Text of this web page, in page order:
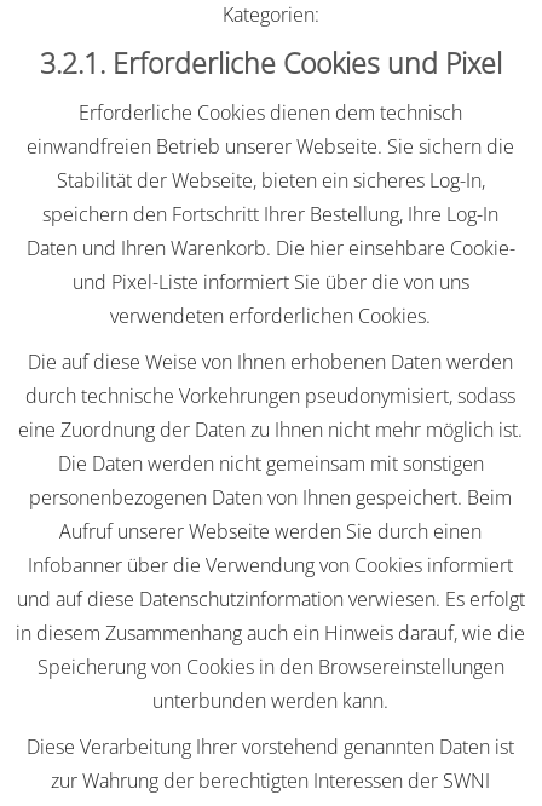
Kategorien:
3.2.1. Erforderliche Cookies und Pixel
Erforderliche Cookies dienen dem technisch
einwandfreien Betrieb unserer Webseite. Sie sichern die
Stabilität der Webseite, bieten ein sicheres Log-In,
speichern den Fortschritt Ihrer Bestellung, Ihre Log-In
Daten und Ihren Warenkorb. Die hier einsehbare Cookie-
und Pixel-Liste informiert Sie über die von uns
verwendeten erforderlichen Cookies.
Die auf diese Weise von Ihnen erhobenen Daten werden
durch technische Vorkehrungen pseudonymisiert, sodass
eine Zuordnung der Daten zu Ihnen nicht mehr möglich ist.
Die Daten werden nicht gemeinsam mit sonstigen
personenbezogenen Daten von Ihnen gespeichert. Beim
Aufruf unserer Webseite werden Sie durch einen
Infobanner über die Verwendung von Cookies informiert
und auf diese Datenschutzinformation verwiesen. Es erfolgt
in diesem Zusammenhang auch ein Hinweis darauf, wie die
Speicherung von Cookies in den Browsereinstellungen
unterbunden werden kann.
Diese Verarbeitung Ihrer vorstehend genannten Daten ist
zur Wahrung der berechtigten Interessen der SWNI